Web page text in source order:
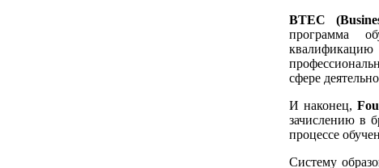
BTEC
программа
сфере
И наконец,
зачислению в
процессе
Систему